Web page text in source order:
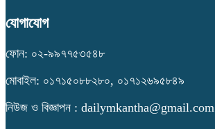
যোগাযোগ
ফোন: ০২-৯৯৭৭৫৩৫৪৮
মোবাইল: ০১৭১৫০৮৮২৮০, ০১৭১২৬৯৫৮৪৯
নিউজ ও বিজ্ঞাপন : dailymkantha@gmail.com